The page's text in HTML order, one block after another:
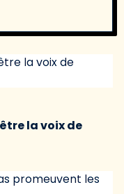
la voix de